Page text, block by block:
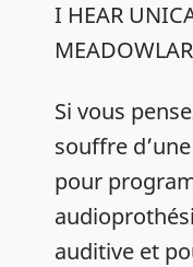
I HEAR
Si vous
souffre
pour
auditive et